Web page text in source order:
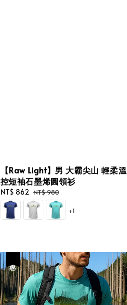
【Raw Light】男 大霸尖山 輕柔溫
控短袖石墨烯圓領衫
Sale
price
NT$ 862 Regular
price
NT$ 980
+1